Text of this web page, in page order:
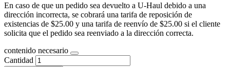
En caso de que un pedido sea devuelto a U-Haul debido a una
dirección incorrecta, se cobrará una tarifa de reposición de
existencias de $25.00 y una tarifa de reenvío de $25.00 si el cliente
solicita que el pedido sea reenviado a la dirección correcta.
contenido necesario
Cantidad